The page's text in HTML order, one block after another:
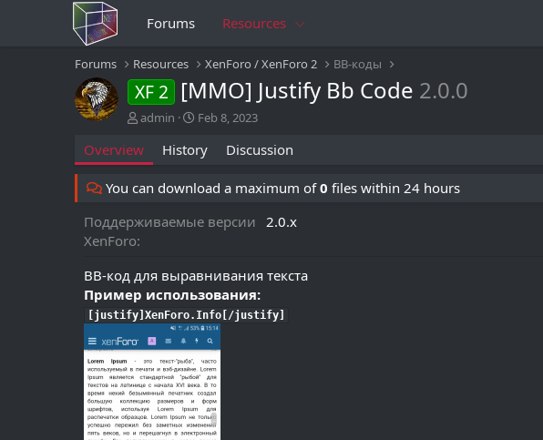
Forums Resources
Forums Resources XenForo / XenForo 2 BB-коды
XF 2 [MMO] Justify Bb Code 2.0.0
A
t
h
o
admin
C
e
t
n
t
e
Feb 8, 2023
Overview History Discussion
You can download a maximum of0 files within 24 hours
Поддерживаемые версии
XenForo
2.0.x
BB-код для выравнивания текста
Пример использования:
[justify]XenForo.Info[/justify]